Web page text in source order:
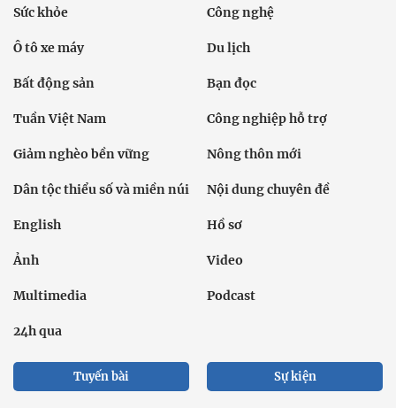
Sức khỏe Công nghệ
Ô tô xe máy Du lịch
Bất động sản Bạn đọc
Tuần Việt Nam Công nghiệp hỗ trợ
Giảm nghèo bền vững Nông thôn mới
Dân tộc thiểu số và miền núi Nội dung chuyên đề
English Hồ sơ
Ảnh Video
Multimedia Podcast
24h qua
Tuyến bài Sự kiện